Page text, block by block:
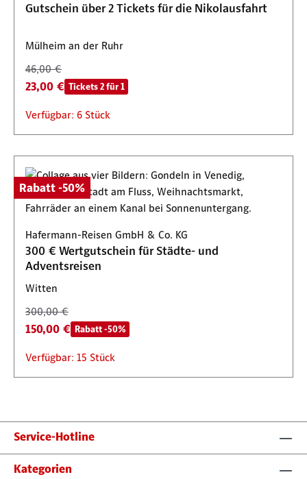
Gutschein über 2 Tickets für die Nikolausfahrt
Mülheim an der Ruhr
46,00 €
23,00 € Tickets 2 für 1
Verfügbar: 6 Stück
Rabatt -50%
Hafermann-Reisen GmbH & Co. KG
300 € Wertgutschein für Städte- und
Adventsreisen
Witten
300,00 €
150,00 € Rabatt -50%
Verfügbar: 15 Stück
Service-Hotline
Kategorien